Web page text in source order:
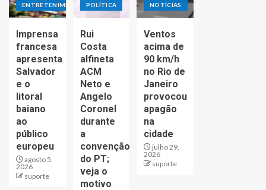
ENTRETENIMENTO
Imprensa
francesa
apresenta
Salvador
e o
litoral
baiano
ao
público
europeu
agosto 5,
2026
suporte
POLÍTICA
Rui
Costa
alfineta
ACM
Neto e
Angelo
Coronel
durante
a
convenção
do PT;
veja o
motivo
NOTÍCIAS
Ventos
acima de
90 km/h
no Rio de
Janeiro
provocou
apagão
na
cidade
julho 29,
2026
suporte